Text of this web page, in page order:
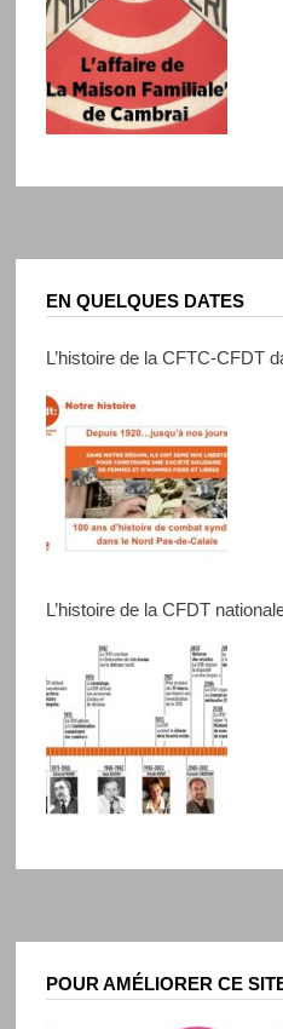
EN QUELQUES DATES
L’histoire de la CFTC-CFDT
L’histoire de la CFDT
POUR AMÉLIORER CE